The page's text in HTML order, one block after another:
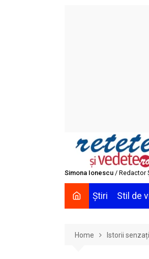
Simona Ionescu / Redactor
Știri Stil de
Home Istorii